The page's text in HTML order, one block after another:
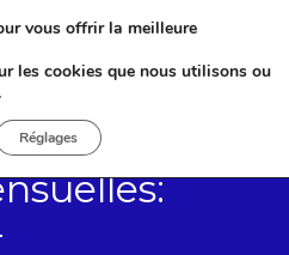
vous offrir la meilleure
les cookies que nous utilisons ou
Réglages